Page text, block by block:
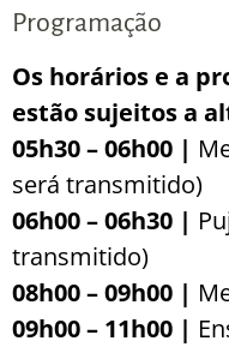
Programação
Os horários e a
estão sujeitos a
05h30 – 06h00 |
será transmitido)
06h00 – 06h30 |
transmitido)
08h00 – 09h00 |
09h00 – 11h00 |